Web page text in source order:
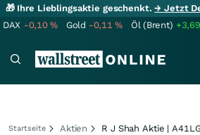
🎁 Ihre Lieblingsaktie geschenkt.→ Jetzt
DAX -0,10% Gold -0,11% Öl (Brent)
Startseite Aktien R J Shah Aktie |